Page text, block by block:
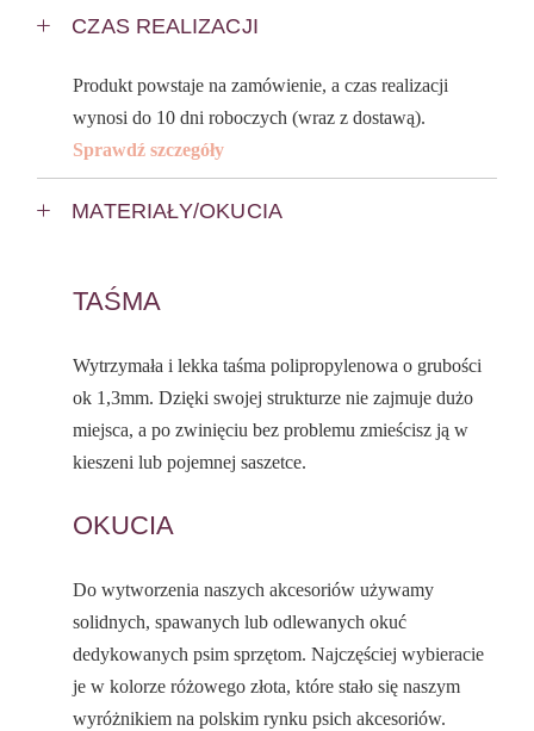
CZAS REALIZACJI
Produkt powstaje na zamówienie, a czas realizacji
wynosi do 10 dni roboczych (wraz z dostawą).
Sprawdź szczegóły
MATERIAŁY/OKUCIA
TAŚMA
Wytrzymała i lekka taśma polipropylenowa o grubości
ok 1,3mm. Dzięki swojej strukturze nie zajmuje dużo
miejsca, a po zwinięciu bez problemu zmieścisz ją w
kieszeni lub pojemnej saszetce.
OKUCIA
Do wytworzenia naszych akcesoriów używamy
solidnych, spawanych lub odlewanych okuć
dedykowanych psim sprzętom. Najczęściej wybieracie
je w kolorze różowego złota, które stało się naszym
wyróżnikiem na polskim rynku psich akcesoriów.